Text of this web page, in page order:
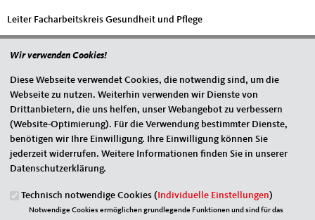
Leiter Facharbeitskreis Gesundheit und Pflege
GPA: Neuorientierung einer wohnortnahen medizinischen
Versorgung(157 KB, 25.06.2021)
GPA: Gesetzentwurf gefährdet Versorgung mit
Medizinprodukten(191 KB, 22.06.2020)
GPA: Patienten und Datenschutz nicht ausreichend
Seiten ‹ vorherige Seite 1 2 3 4 5 6 7
Wir verwenden Cookies!
Diese Webseite verwendet Cookies, die notwendig sind, um die
Webseite zu nutzen. Weiterhin verwenden wir Dienste von
Drittanbietern, die uns helfen, unser Webangebot zu verbessern
(Website-Optimierung). Für die Verwendung bestimmter Dienste,
benötigen wir Ihre Einwilligung. Ihre Einwilligung können Sie
jederzeit widerrufen. Weitere Informationen finden Sie in unserer
Datenschutzerklärung.
Technisch notwendige Cookies ( Individuelle Einstellungen)
Notwendige Cookies ermöglichen grundlegende Funktionen und sind für das